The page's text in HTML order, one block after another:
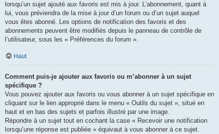
lorsqu’un sujet ajouté aux favoris est mis à jour. L’abonnement, quant à
lui, vous préviendra de la mise à jour d’un forum ou d’un sujet auquel
vous êtes abonné. Les options de notification des favoris et des
abonnements peuvent être modifiés depuis le panneau de contrôle de
l’utilisateur, sous les « Préférences du forum ».
Haut
Comment puis-je ajouter aux favoris ou m’abonner à un sujet
spécifique ?
Vous pouvez ajouter aux favoris ou vous abonner à un sujet spécifique en
cliquant sur le lien approprié dans le menu « Outils du sujet », situé en
haut et en bas des sujets et parfois illustré par une image.
Répondre à un sujet tout en cochant la case « Recevoir une notification
lorsqu’une réponse est publiée » équivaut à vous abonner à ce sujet.